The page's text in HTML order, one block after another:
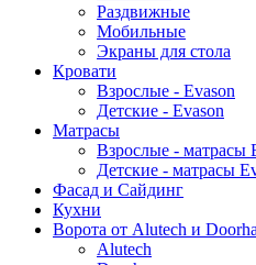
Раздвижные
Мобильные
Экраны для стола
Кровати
Взрослые - Evason
Детские - Evason
Матрасы
Взрослые - матрасы
Детские - матрасы
Фасад и Сайдинг
Кухни
Ворота от Alutech и
Alutech